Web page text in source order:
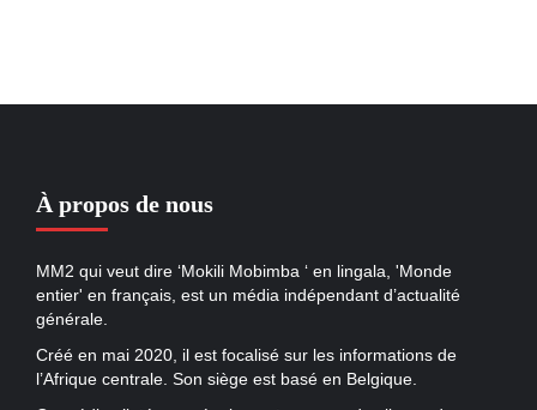
À propos de nous
MM2 qui veut dire ‘Mokili Mobimba ‘ en lingala, 'Monde
entier' en français, est un média indépendant d’actualité
générale.
Créé en mai 2020, il est focalisé sur les informations de
l’Afrique centrale. Son siège est basé en Belgique.